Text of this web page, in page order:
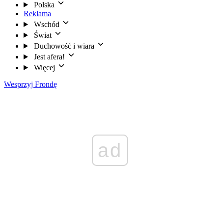
Polska
Reklama
Wschód
Świat
Duchowość i wiara
Jest afera!
Więcej
Wesprzyj Frondę
ad